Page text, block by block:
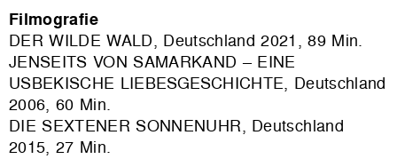
Filmografie
DER WILDE WALD, Deutschland 2021, 89 Min.
JENSEITS VON SAMARKAND – EINE
USBEKISCHE LIEBESGESCHICHTE, Deutschland
2006, 60 Min.
DIE SEXTENER SONNENUHR, Deutschland
2015, 27 Min.